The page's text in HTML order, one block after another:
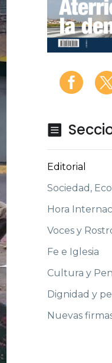

Editorial
Sociedad,
Hora
Voces y
Fe e Iglesia
Cultura y
Dignidad y
Nuevas